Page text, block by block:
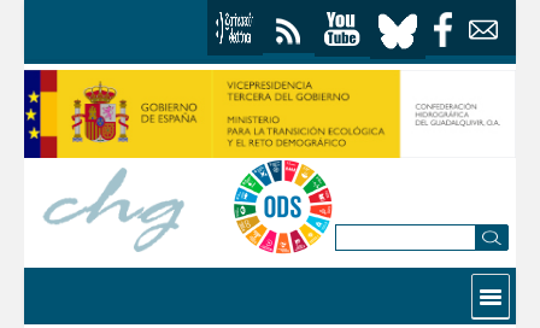
Contactar